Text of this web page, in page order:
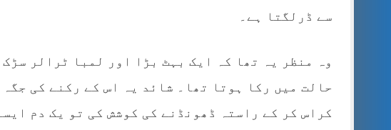
سے ڈرلگتا ہے۔
وہ منظر یہ تھا کہ ایک بہٹ بڑا اور لمبا ٹرالر
حالت میں رکا ہوتا تھا۔ شائد یہ اس کے رکنے کی
کراس کر کے راستہ ڈھونڈنے کی کوشش کی تو یک دم